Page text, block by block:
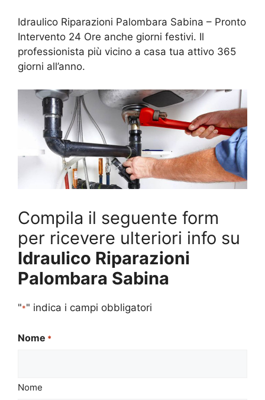
Idraulico Riparazioni Palombara Sabina – Pronto
Intervento 24 Ore anche giorni festivi. Il
professionista più vicino a casa tua attivo 365
giorni all’anno.
Compila il seguente form
per ricevere ulteriori info su
Idraulico Riparazioni
Palombara Sabina
"*" indica i campi obbligatori
Nome *
Nome